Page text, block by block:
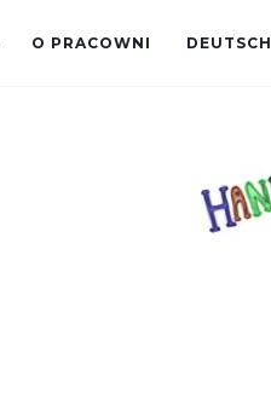
O PRACOWNI DEUTSCH